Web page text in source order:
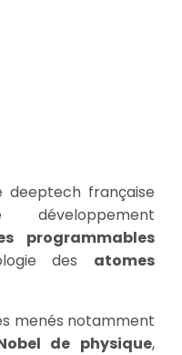
deeptech française
programmables
des atomes
menés notamment
de physique,